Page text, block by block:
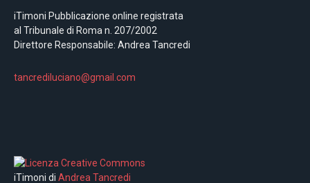
iTimoni Pubblicazione online registrata
al Tribunale di Roma n. 207/2002
Direttore Responsabile: Andrea Tancredi
tancrediluciano@gmail.com
iTimoni di Andrea Tancredi